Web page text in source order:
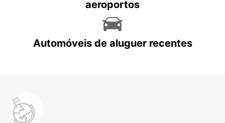
aeroportos
Automóveis de aluguer recentes